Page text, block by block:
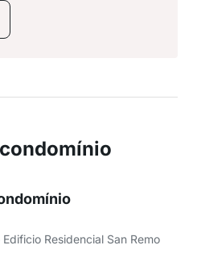
Residencial San Remo